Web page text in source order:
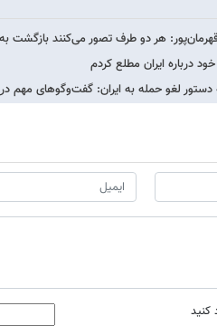
هر دو طرف تصور می‌کنند بازگشت
درباره ایران مطلع کردم
دستور لغو حمله به ایران: گفت‌وگوهای مهم
کنید